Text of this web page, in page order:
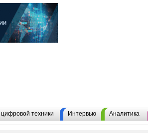
техники Интервью Аналитика